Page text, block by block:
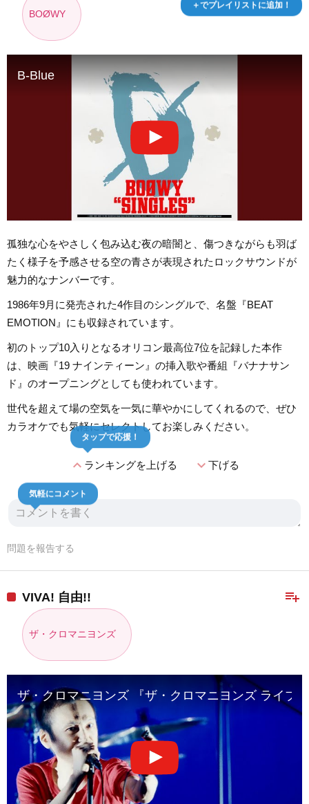
＋でプレイリストに追加！
BOØWY
B-Blue
孤独な心をやさしく包み込む夜の暗闇と、傷つきながらも羽ば
たく様子を予感させる空の青さが表現されたロックサウンドが
魅力的なナンバーです。
1986年9月に発売された4作目のシングルで、名盤『BEAT
EMOTION』にも収録されています。
初のトップ10入りとなるオリコン最高位7位を記録した本作
は、映画『19 ナインティーン』の挿入歌や番組『バナナサン
ド』のオープニングとしても使われています。
世代を超えて場の空気を一気に華やかにしてくれるので、ぜひ
カラオケでも気軽にセレクトしてお楽しみください。
expand_lessランキングを上げる
タップで応援！
expand_more下げる
気軽にコメント
問題を報告する
playlist_add
VIVA! 自由!!
ザ・クロマニヨンズ
ザ・クロマニヨンズ 『ザ・クロマニヨンズ ライブ